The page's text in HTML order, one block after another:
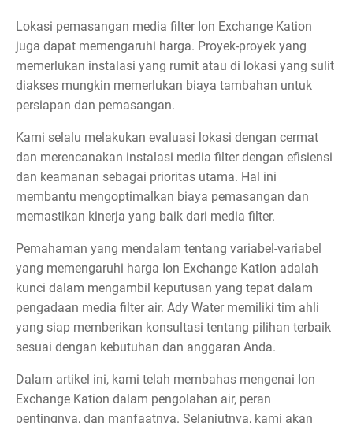
Lokasi pemasangan media filter Ion Exchange Kation
juga dapat memengaruhi harga. Proyek-proyek yang
memerlukan instalasi yang rumit atau di lokasi yang sulit
diakses mungkin memerlukan biaya tambahan untuk
persiapan dan pemasangan.
Kami selalu melakukan evaluasi lokasi dengan cermat
dan merencanakan instalasi media filter dengan efisiensi
dan keamanan sebagai prioritas utama. Hal ini
membantu mengoptimalkan biaya pemasangan dan
memastikan kinerja yang baik dari media filter.
Pemahaman yang mendalam tentang variabel-variabel
yang memengaruhi harga Ion Exchange Kation adalah
kunci dalam mengambil keputusan yang tepat dalam
pengadaan media filter air. Ady Water memiliki tim ahli
yang siap memberikan konsultasi tentang pilihan terbaik
sesuai dengan kebutuhan dan anggaran Anda.
Dalam artikel ini, kami telah membahas mengenai Ion
Exchange Kation dalam pengolahan air, peran
pentingnya, dan manfaatnya. Selanjutnya, kami akan